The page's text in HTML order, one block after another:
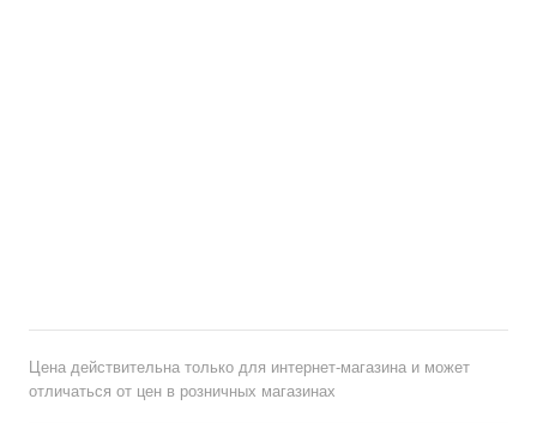
Цена действительна только для интернет-магазина и может
отличаться от цен в розничных магазинах